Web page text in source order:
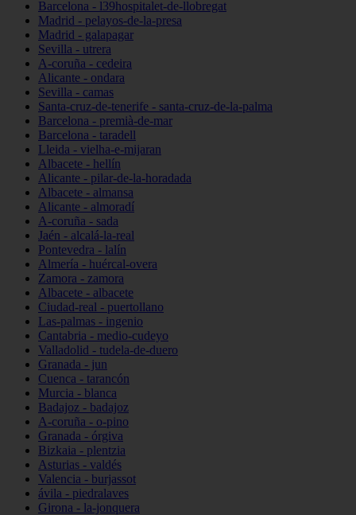
Barcelona - l39hospitalet-de-llobregat
Madrid - pelayos-de-la-presa
Madrid - galapagar
Sevilla - utrera
A-coruña - cedeira
Alicante - ondara
Sevilla - camas
Santa-cruz-de-tenerife - santa-cruz-de-la-palma
Barcelona - premià-de-mar
Barcelona - taradell
Lleida - vielha-e-mijaran
Albacete - hellín
Alicante - pilar-de-la-horadada
Albacete - almansa
Alicante - almoradí
A-coruña - sada
Jaén - alcalá-la-real
Pontevedra - lalín
Almería - huércal-overa
Zamora - zamora
Albacete - albacete
Ciudad-real - puertollano
Las-palmas - ingenio
Cantabria - medio-cudeyo
Valladolid - tudela-de-duero
Granada - jun
Cuenca - tarancón
Murcia - blanca
Badajoz - badajoz
A-coruña - o-pino
Granada - órgiva
Bizkaia - plentzia
Asturias - valdés
Valencia - burjassot
ávila - piedralaves
Girona - la-jonquera